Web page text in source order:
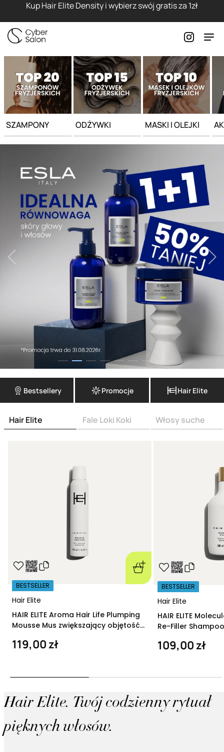
Kup Hair Elite Density i wybierz swój gratis za 1zł
SZAMPONY ODŻYWKI MASKI I OLEJKI
Bestsellery Promocje Hair Elite
Hair Elite Fale Loki Koki Włosy suche
Hair Elite
BESTSELLER
HAIR ELITE Aroma Hair Life Plumping
Mousse Mus zwiększający objętość
119,00 zł
Hair Elite
BESTSELLER
HAIR ELITE
Re-Filler
109,00 zł
Hair Elite. Twój codzienny rytuał
pięknych włosów.
Strona główna - Cyber Salon